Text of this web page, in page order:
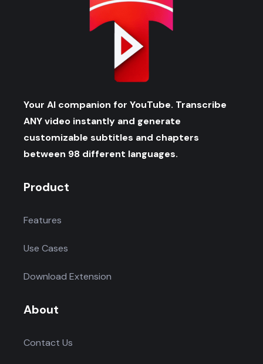
Your AI companion for YouTube. Transcribe
ANY video instantly and generate
customizable subtitles and chapters
between 98 different languages.
Product
Features
Use Cases
Download Extension
About
Contact Us